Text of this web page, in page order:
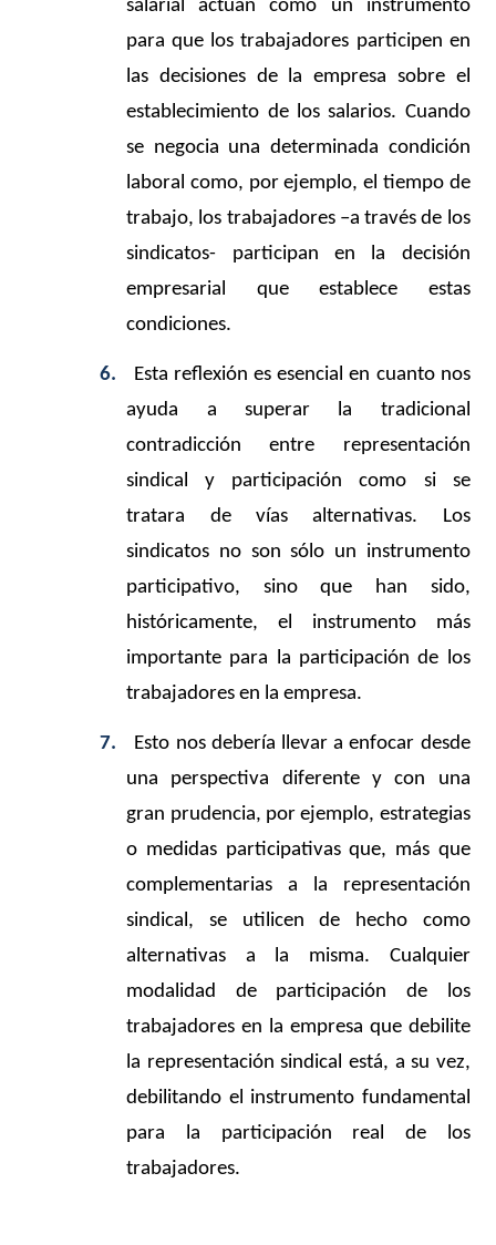
salarial actúan como un instrumento
para que los trabajadores participen en
las decisiones de la empresa sobre el
establecimiento de los salarios. Cuando
se negocia una determinada condición
laboral como, por ejemplo, el tiempo de
trabajo, los trabajadores –a través de los
sindicatos- participan en la decisión
empresarial que establece estas
condiciones.
6.
Esta reflexión es esencial en cuanto nos
ayuda a superar la tradicional
contradicción entre representación
sindical y participación como si se
tratara de vías alternativas. Los
sindicatos no son sólo un instrumento
participativo, sino que han sido,
históricamente, el instrumento más
importante para la participación de los
trabajadores en la empresa.
7.
Esto nos debería llevar a enfocar desde
una perspectiva diferente y con una
gran prudencia, por ejemplo, estrategias
o medidas participativas que, más que
complementarias a la representación
sindical, se utilicen de hecho como
alternativas a la misma. Cualquier
modalidad de participación de los
trabajadores en la empresa que debilite
la representación sindical está, a su vez,
debilitando el instrumento fundamental
para la participación real de los
trabajadores.